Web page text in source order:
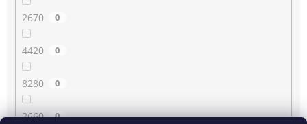
2670 0
4420 0
8280 0
2660 0